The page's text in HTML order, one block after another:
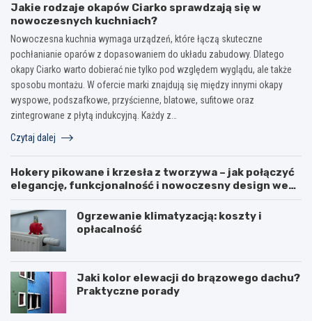
Jakie rodzaje okapów Ciarko sprawdzają się w
nowoczesnych kuchniach?
Nowoczesna kuchnia wymaga urządzeń, które łączą skuteczne
pochłanianie oparów z dopasowaniem do układu zabudowy. Dlatego
okapy Ciarko warto dobierać nie tylko pod względem wyglądu, ale także
sposobu montażu. W ofercie marki znajdują się między innymi okapy
wyspowe, podszafkowe, przyścienne, blatowe, sufitowe oraz
zintegrowane z płytą indukcyjną. Każdy z…
Czytaj dalej
Hokery pikowane i krzesła z tworzywa – jak połączyć
elegancję, funkcjonalność i nowoczesny design we
wnętrzu?
Ogrzewanie klimatyzacją: koszty i
opłacalność
Jaki kolor elewacji do brązowego dachu?
Praktyczne porady